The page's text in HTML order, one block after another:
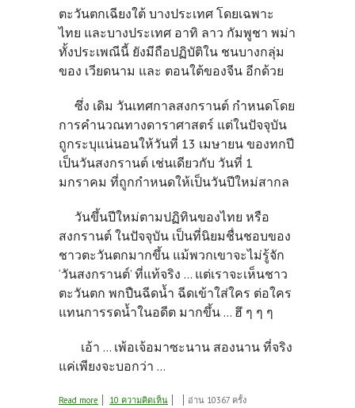
ตะวันตกเฉียงใต้ บางประเทศ โดยเฉพาะ
ไทย และบางประเทศ อาทิ ลาว กัมพูชา พม่า
ทั้งประเพณีนี้ ยังมีถือปฏิบัติใน ชนบางกลุ่ม
ของ เวียดนาม และ ตอนใต้ของจีน อีกด้วย
ซึ่ง เดิม วันเทศกาลสงกรานต์ กำหนดโดย
การคำนวณทางดาราศาสตร์ แต่ในปัจจุบัน
ถูกระบุแน่นอนให้วันที่ 13 เมษายน ของทกปี
เป็นวันสงกรานต์ เช่นเดียวกับ วันที่ 1
มกราคม ที่ถูกกำหนดให้เป็นวันปีใหม่สากล
วันขึ้นปีใหม่ตามปฏิทินของไทย หรือ
สงกรานต์ ในปัจจุบัน เป็นที่นิยมชื่นชอบของ
ชาวตะวันตกมากขึ้น แม้พวกเขาจะไม่รู้จัก
‘วันสงกรานต์’ ที่แท้จริง ... แต่เราจะเห็นชาว
ตะวันตก พกปืนฉีดน้ำ ฉีดเข้าใส่ใคร ต่อใคร
แทนการรดน้ำในอดีต มากขึ้น ... ฮึ ๆ ๆ ๆ
เอ้า ... เพ้อเจ้อมาซะนาน สองนาน ที่จริง
แค่เพียงจะบอกว่า ...
Read more about สงกรานต์ ... เที่ยวรอบบ้านนี่แหละ
10 ความคิดเห็น อ่าน 10367 ครั้ง